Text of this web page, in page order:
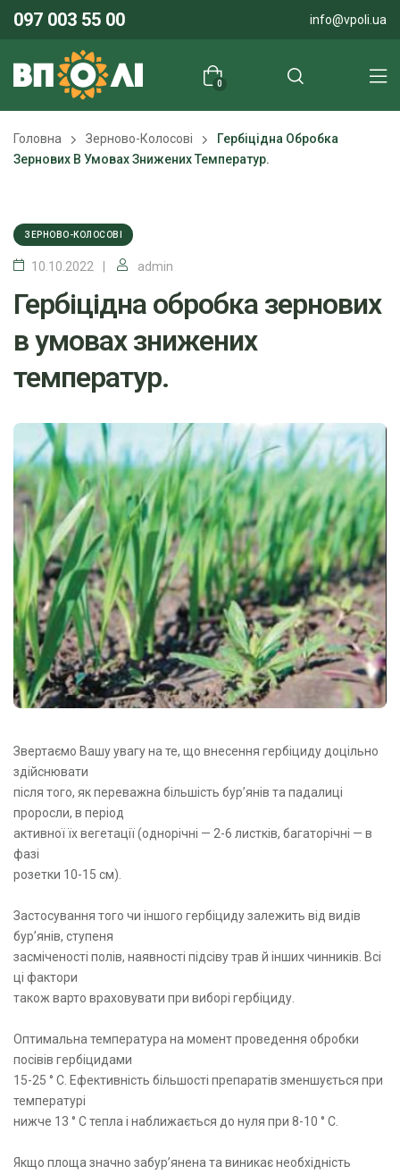
097 003 55 00 info@vpoli.ua
0
Головна Зерново-Колосові
Гербіцідна Обробка
Зернових В Умовах Знижених Температур.
ЗЕРНОВО-КОЛОСОВІ
10.10.2022 admin
Гербіцідна обробка зернових
в умовах знижених
температур.
Звертаємо Вашу увагу на те, що внесення гербіциду доцільно
здійснювати
після того, як переважна більшість бур’янів та падалиці
проросли, в період
активної їх вегетації (однорічні — 2-6 листків, багаторічні — в
фазі
розетки 10-15 см).
Застосування того чи іншого гербіциду залежить від видів
бур’янів, ступеня
засміченості полів, наявності підсіву трав й інших чинників. Всі
ці фактори
також варто враховувати при виборі гербіциду.
Оптимальна температура на момент проведення обробки
посівів гербіцидами
15-25 ° С. Ефективність більшості препаратів зменшується при
температурі
нижче 13 ° С тепла і наближається до нуля при 8-10 ° С.
Якщо площа значно забур’янена та виникає необхідність